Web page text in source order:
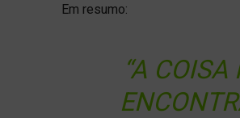
Em resumo:
“A